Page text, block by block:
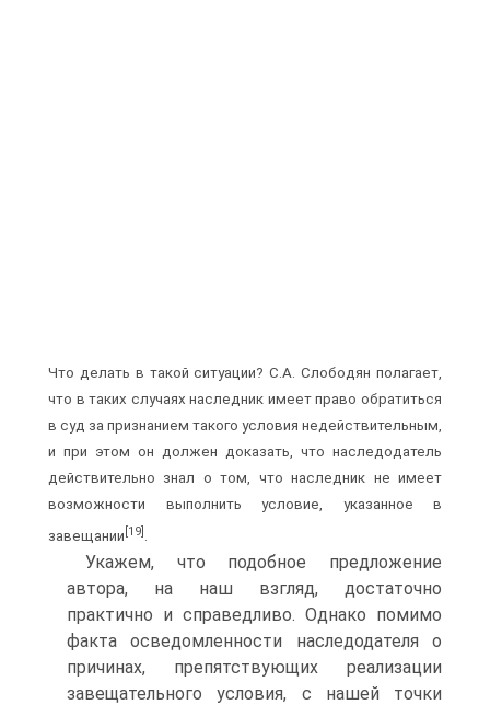
Что делать в такой ситуации? С.А. Слободян полагает,
что в таких случаях наследник имеет право обратиться
в суд за признанием такого условия недействительным,
и при этом он должен доказать, что наследодатель
действительно знал о том, что наследник не имеет
возможности выполнить условие, указанное в
завещании [19]
Укажем, что подобное предложение
автора, на наш взгляд, достаточно
практично и справедливо. Однако помимо
факта осведомленности наследодателя о
причинах, препятствующих реализации
завещательного условия, с нашей точки